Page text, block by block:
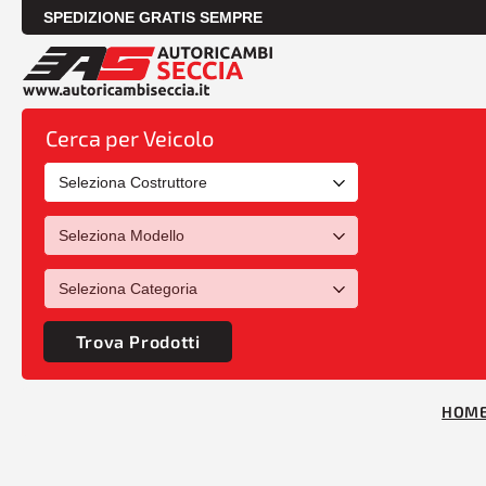
SPEDIZIONE GRATIS SEMPRE
Cerca per Veicolo
Trova Prodotti